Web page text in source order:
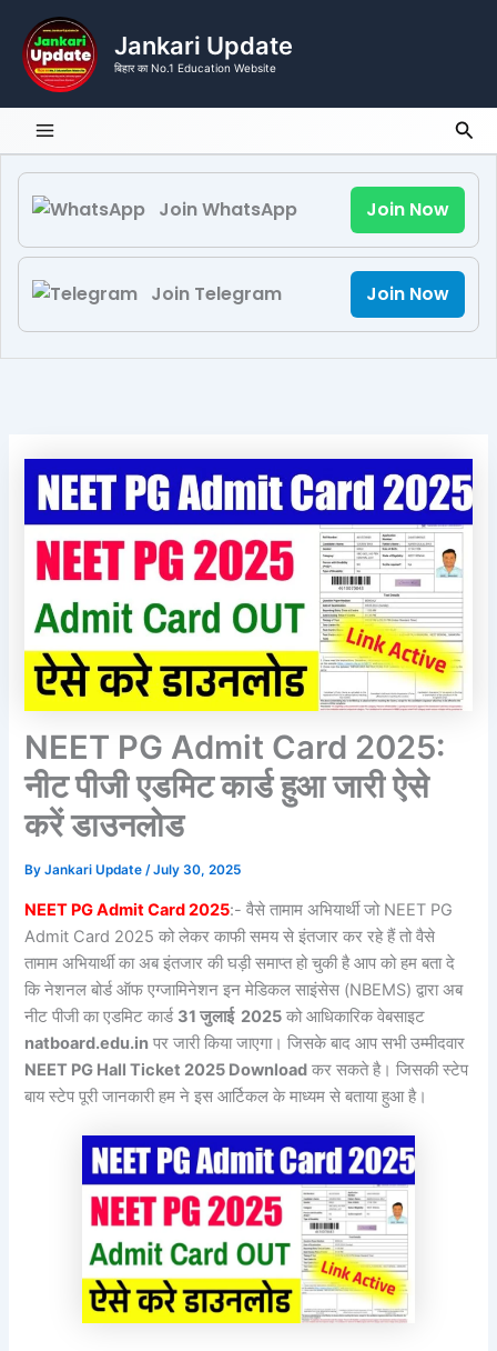
content
Jankari Update
बिहार का No.1 Education Website
Join WhatsApp Join Now
Join Telegram Join Now
NEET PG Admit Card 2025:
नीट पीजी एडमिट कार्ड हुआ जारी ऐसे
करें डाउनलोड
ByJankari Update/July 30, 2025
NEET PG Admit Card 2025:- वैसे तामाम अभियार्थी जो NEET PG
Admit Card 2025 को लेकर काफी समय से इंतजार कर रहे हैं तो वैसे
तामाम अभियार्थी का अब इंतजार की घड़ी समाप्त हो चुकी है आप को हम बता दे
कि नेशनल बोर्ड ऑफ एग्जामिनेशन इन मेडिकल साइंसेस (NBEMS) द्वारा अब
नीट पीजी का एडमिट कार्ड 31 जुलाई 2025 को आधिकारिक वेबसाइट
natboard.edu.in पर जारी किया जाएगा। जिसके बाद आप सभी उम्मीदवार
NEET PG Hall Ticket 2025 Download कर सकते है। जिसकी स्टेप
बाय स्टेप पूरी जानकारी हम ने इस आर्टिकल के माध्यम से बताया हुआ है।